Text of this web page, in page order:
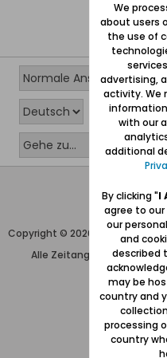
Wolfgang
Copyright © 2026 MH Sub I,
Alle Zeitangaben in
We
about users
the use of
advertising,
activity. We
with our
additional
By clicking "I
agree to our
our
and
described
may be
country and
processing
country